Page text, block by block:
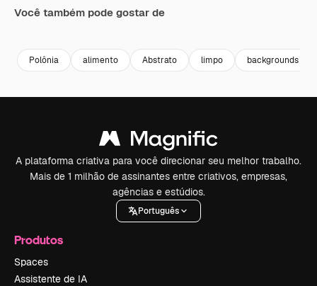
Você também pode gostar de
Polônia alimento Abstrato limpo backgrounds
A plataforma criativa para você direcionar seu melhor trabalho.
Mais de 1 milhão de assinantes entre criativos, empresas,
agências e estúdios.
Português
Produtos
Spaces
Assistente de IA